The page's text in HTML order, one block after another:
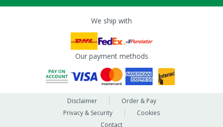
We ship with
Our payment methods
Disclaimer
Order & Pay
Privacy & Security
Cookies
Contact